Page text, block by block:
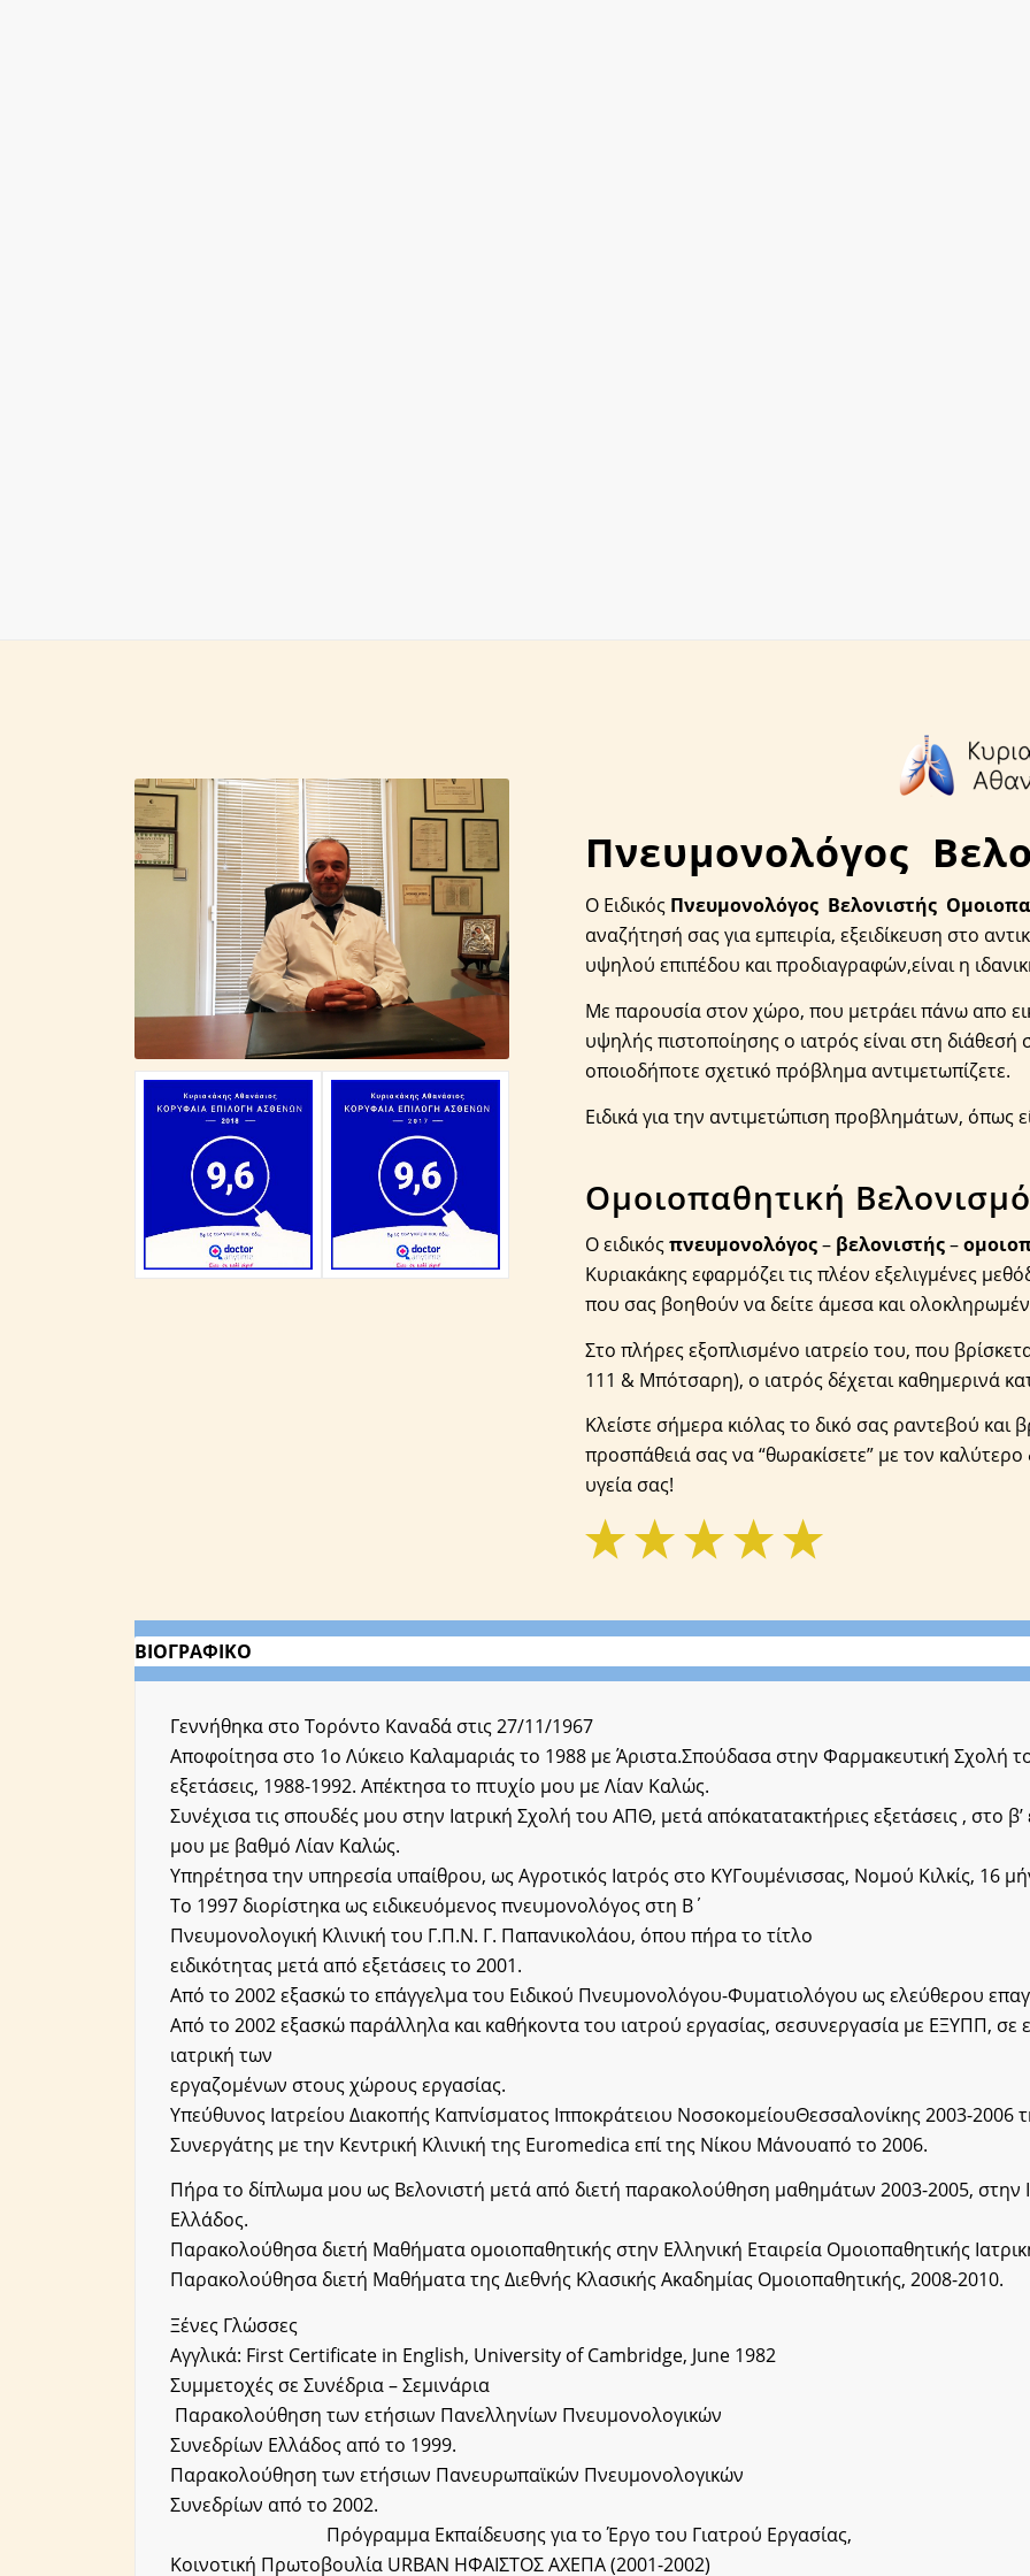
Πνευμονολόγος
Ο Eιδικός Πνευμονολόγος Βελονιστής
αναζήτησή σας για εμπειρία, εξειδίκευση στο
υψηλού επιπέδου και προδιαγραφών,είναι η
Με παρουσία στον χώρο, που μετράει πάνω απο
υψηλής πιστοποίησης ο ιατρός είναι στη διάθεσή
οποιοδήποτε σχετικό πρόβλημα αντιμετωπίζετε.
Ειδικά για την αντιμετώπιση προβλημάτων, όπως
Ομοιοπαθητική
Ο ειδικόςπνευμονολόγος– βελονιστής–
Κυριακάκης εφαρμόζει τις πλέον εξελιγμένες
που σας βοηθούν να δείτε άμεσα και
Στο πλήρες εξοπλισμένο ιατρείο του, που
111 & Μπότσαρη), ο ιατρός δέχεται καθημερινά
Κλείστε σήμερα κιόλας το δικό σας ραντεβού και
προσπάθειά σας να “θωρακίσετε” με τον
υγεία σας!
ΒΙΟΓΡΑΦΙΚΟ
Γεννήθηκα στο Τορόντο Καναδά στις 27/11/1967
Αποφοίτησα στο 1ο Λύκειο Καλαμαριάς το 1988 με Άριστα.Σπούδασα στην Φαρμακευτική Σχολή
εξετάσεις, 1988-1992. Απέκτησα το πτυχίο μου με Λίαν Καλώς.
Συνέχισα τις σπουδές μου στην Ιατρική Σχολή του ΑΠΘ, μετά απόκατατακτήριες εξετάσεις , στο
μου με βαθμό Λίαν Καλώς.
Υπηρέτησα την υπηρεσία υπαίθρου, ως Αγροτικός Ιατρός στο ΚΥΓουμένισσας, Νομού Κιλκίς, 16
Το 1997 διορίστηκα ως ειδικευόμενος πνευμονολόγος στη Β΄
Πνευμονολογική Κλινική του Γ.Π.Ν. Γ. Παπανικολάου, όπου πήρα το τίτλο
ειδικότητας μετά από εξετάσεις το 2001.
Από το 2002 εξασκώ το επάγγελμα του Ειδικού Πνευμονολόγου-Φυματιολόγου ως ελεύθερου
Από το 2002 εξασκώ παράλληλα και καθήκοντα του ιατρού εργασίας, σεσυνεργασία με ΕΞΥΠΠ, σε
ιατρική των
εργαζομένων στους χώρους εργασίας.
Υπεύθυνος Ιατρείου Διακοπής Καπνίσματος Ιπποκράτειου ΝοσοκομείουΘεσσαλονίκης 2003-2006
Συνεργάτης με την Κεντρική Κλινική της Euromedica επί της Νίκου Μάνουαπό το 2006.
Πήρα το δίπλωμα μου ως Βελονιστή μετά από διετή παρακολούθηση μαθημάτων 2003-2005, στην
Ελλάδος.
Παρακολούθησα διετή Μαθήματα ομοιοπαθητικής στην Ελληνική Εταιρεία Ομοιοπαθητικής
Παρακολούθησα διετή Μαθήματα της Διεθνής Κλασικής Ακαδημίας Ομοιοπαθητικής, 2008-2010.
Ξένες Γλώσσες
Αγγλικά: First Certificate in English, University of Cambridge, June 1982
Συμμετοχές σε Συνέδρια – Σεμινάρια
Παρακολούθηση των ετήσιων Πανελληνίων Πνευμονολογικών
Συνεδρίων Ελλάδος από το 1999.
Παρακολούθηση των ετήσιων Πανευρωπαϊκών Πνευμονολογικών
Συνεδρίων από
Πρόγραμμα Εκπαίδευσης για το Έργο του Γιατρού Εργασίας,
Κοινοτική Πρωτοβουλία URBAN ΗΦΑΙΣΤΟΣ ΑΧΕΠΑ (2001-2002)